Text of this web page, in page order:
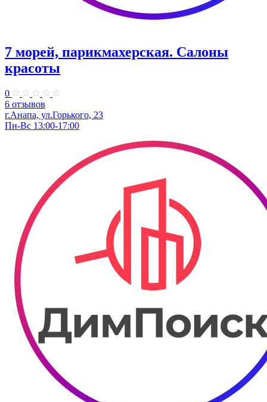
7 морей, парикмахерская. Салоны
красоты
0
6 отзывов
г.Анапа, ул.Горького, 23
Пн-Вс 13:00-17:00